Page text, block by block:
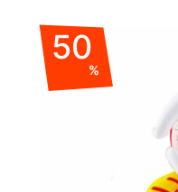
150 ден.
50
%